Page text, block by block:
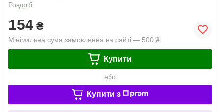
Роздріб
154 ₴
Мінімальна сума замовлення на сайті — 500 ₴
Купити
або
Купити з